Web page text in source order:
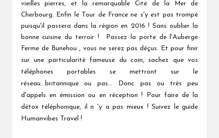
vieilles pierres, et la remarquable Cité de la Mer de
Cherbourg. Enfin le Tour de France ne s'y est pas trompé
puisqu'il passera dans la région en 2016 ! Sans oublier la
bonne cuisine du terroir ! Passez la porte de l'Auberge
Ferme de Bunehou , vous ne serez pas déçus. Et pour finir
sur une particularité fameuse du coin, sachez que vos
téléphones portables se mettront sur le
réseau...britannique ou pas... Donc pas ou très peu
d'appels en émission ou en réception ! Pour faire de la
détox téléphonique, il n 'y a pas mieux ! Suivez le guide
Humanvibes Travel !